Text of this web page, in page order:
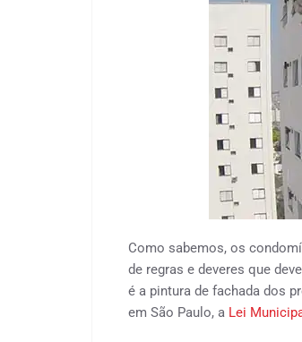
Como sabemos, os
de regras e deveres que
é a pintura de fachada dos
em São Paulo, a Lei